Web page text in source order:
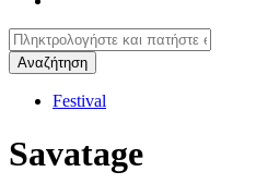
Festival
Savatage